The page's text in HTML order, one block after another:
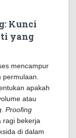
Kunci
yang
mencampur
apakah
atau
Proofing
ragi bekerja
di dalam